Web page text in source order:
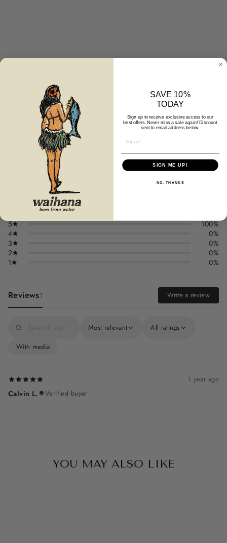
CUSTOMER REVIEWS
1 review
5
100%
4
0%
3
0%
2
0%
1
0%
Reviews1 Write a review
Most relevant
All ratings
With media
1 year ago
Calvin L. Verified buyer
YOU MAY ALSO LIKE
SAVE 10%
TODAY
Sign up to receive exclusive access to our
best offers. Never miss a sale again! Discount
sent to email address below.
SIGN ME UP!
NO, THANKS